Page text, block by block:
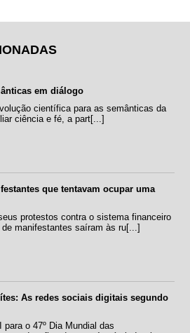
em diálogo
científica para as semânticas da
ciência e fé, a part[...]
que tentavam ocupar uma
protestos contra o sistema financeiro
manifestantes saíram às ru[...]
As redes sociais digitais segundo
o 47º Dia Mundial das